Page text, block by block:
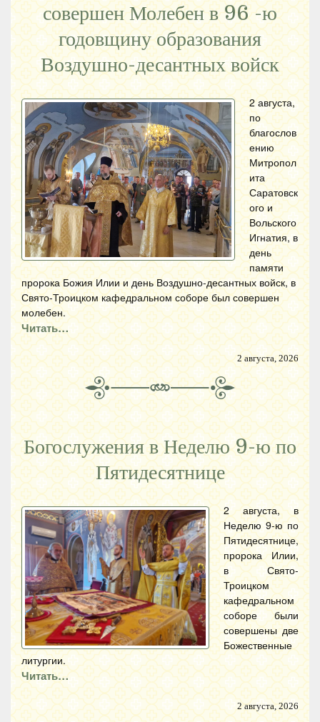
совершен Молебен в 96 -ю
годовщину образования
Воздушно-десантных войск
2 августа,
по
благослов
ению
Митропол
ита
Саратовск
ого и
Вольского
Игнатия, в
день
памяти
пророка Божия Илии и день Воздушно-десантных войск, в
Свято-Троицком кафедральном соборе был совершен
молебен.
Читать…
2 августа, 2026
Богослужения в Неделю 9-ю по
Пятидесятнице
2 августа, в
Неделю 9-ю по
Пятидесятнице,
пророка Илии,
в Свято-
Троицком
кафедральном
соборе были
совершены две
Божественные
литургии.
Читать…
2 августа, 2026